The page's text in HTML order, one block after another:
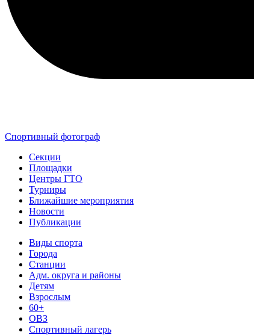
Спортивный фотограф
Секции
Площадки
Центры ГТО
Турниры
Ближайшие мероприятия
Новости
Публикации
Виды спорта
Города
Станции
Адм. округа и районы
Детям
Взрослым
60+
ОВЗ
Спортивный лагерь